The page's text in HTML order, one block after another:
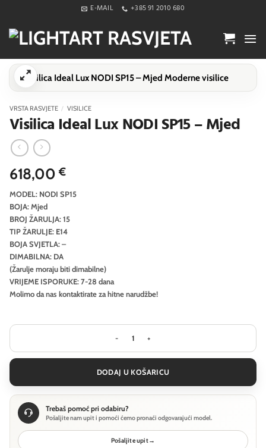
content
E-MAIL +385 91 2010 680
VRSTA RASVJETE / VISILICE
Visilica Ideal Lux NODI SP15 – Mjed
618,00€
MODEL: NODI SP15
BOJA: Mjed
BROJ ŽARULJA: 15
TIP ŽARULJE: E14
BOJA SVJETLA: –
DIMABILNA: DA
(Žarulje moraju biti dimabilne)
VRIJEME ISPORUKE: 7-28 dana
Molimo da nas kontaktirate za hitne narudžbe!
Visilica Ideal Lux NODI SP15 - Mjed
DODAJ U KOŠARICU
Trebaš pomoć pri odabiru?
Pošaljite nam upit i pomoći ćemo pronaći odgovarajući model.
Pošaljite upit→